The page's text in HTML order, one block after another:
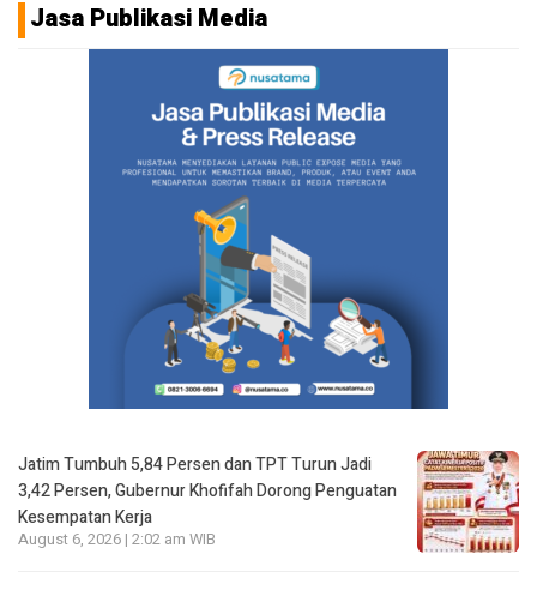
Jasa Publikasi Media
Jatim Tumbuh 5,84 Persen dan TPT Turun Jadi
3,42 Persen, Gubernur Khofifah Dorong Penguatan
Kesempatan Kerja
August 6, 2026 | 2:02 am WIB